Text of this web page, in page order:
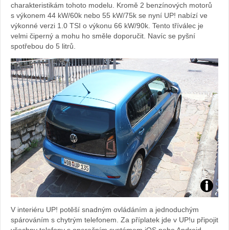
charakteristikám tohoto modelu. Kromě 2 benzínových motorů
s výkonem 44 kW/60k nebo 55 kW/75k se nyní UP! nabízí ve
výkonné verzi 1.0 TSI o výkonu 66 kW/90k. Tento tříválec je
velmi čiperný a mohu ho směle doporučit. Navíc se pyšní
spotřebou do 5 litrů.
Foto:
V interiéru UP! potěší snadným ovládáním a jednoduchým
spárováním s chytrým telefonem. Za příplatek jde v UP!u připojit